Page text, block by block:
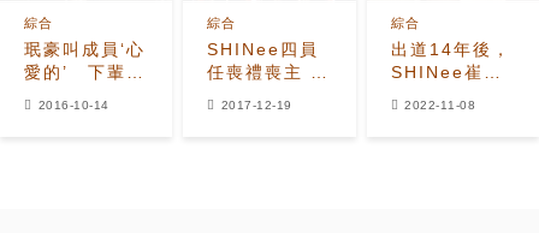
珉豪叫成員‘心
愛的’ 下輩子
綜合
2016-10-14
SHINee四員
任喪禮喪主 送
綜合
2017-12-19
出道14年後，
SHINee崔珉
綜合
2022-11-08